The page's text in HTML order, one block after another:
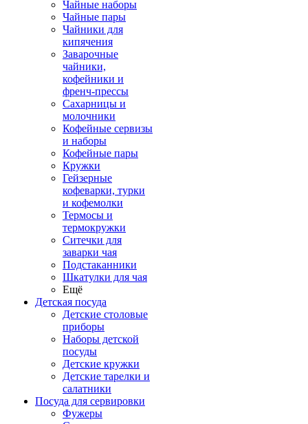
Чайные наборы
Чайные пары
Чайники для
кипячения
Заварочные
чайники,
кофейники и
френч-прессы
Сахарницы и
молочники
Кофейные сервизы
и наборы
Кофейные пары
Кружки
Гейзерные
кофеварки, турки
и кофемолки
Термосы и
термокружки
Ситечки для
заварки чая
Подстаканники
Шкатулки для чая
Ещё
Детская посуда
Детские столовые
приборы
Наборы детской
посуды
Детские кружки
Детские тарелки и
салатники
Посуда для сервировки
Фужеры